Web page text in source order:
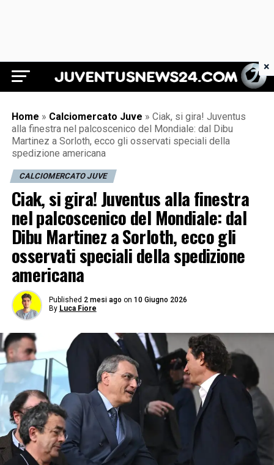
Juventus News 24
Home » Calciomercato Juve » Ciak, si gira! Juventus
alla finestra nel palcoscenico del Mondiale: dal Dibu
Martinez a Sorloth, ecco gli osservati speciali della
spedizione americana
CALCIOMERCATO JUVE
Ciak, si gira! Juventus alla finestra
nel palcoscenico del Mondiale: dal
Dibu Martinez a Sorloth, ecco gli
osservati speciali della spedizione
americana
Published 2 mesi ago on 10 Giugno 2026
By Luca Fiore
×